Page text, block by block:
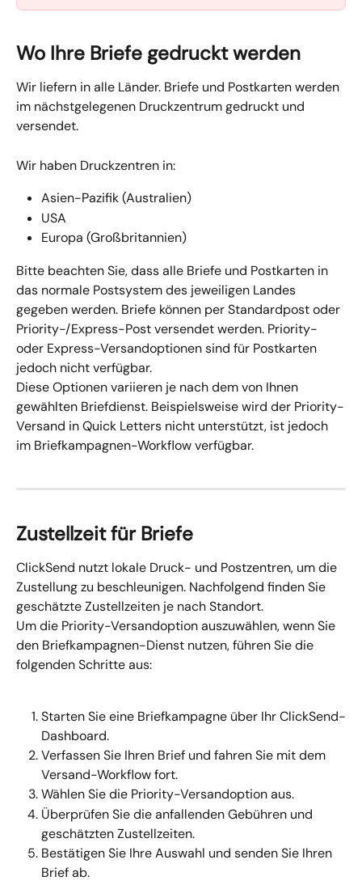
Wo Ihre Briefe gedruckt werden
Wir liefern in alle Länder. Briefe und Postkarten werden
im nächstgelegenen Druckzentrum gedruckt und
versendet.
Wir haben Druckzentren in:
Asien-Pazifik (Australien)
USA
Europa (Großbritannien)
Bitte beachten Sie, dass alle Briefe und Postkarten in
das normale Postsystem des jeweiligen Landes
gegeben werden. Briefe können per Standardpost oder
Priority-/Express-Post versendet werden. Priority-
oder Express-Versandoptionen sind für Postkarten
jedoch nicht verfügbar.
Diese Optionen variieren je nach dem von Ihnen
gewählten Briefdienst. Beispielsweise wird der Priority-
Versand in Quick Letters nicht unterstützt, ist jedoch
im Briefkampagnen-Workflow verfügbar.
Zustellzeit für Briefe
ClickSend nutzt lokale Druck- und Postzentren, um die
Zustellung zu beschleunigen. Nachfolgend finden Sie
geschätzte Zustellzeiten je nach Standort.
Um die Priority-Versandoption auszuwählen, wenn Sie
den Briefkampagnen-Dienst nutzen, führen Sie die
folgenden Schritte aus:
Starten Sie eine Briefkampagne über Ihr ClickSend-
Dashboard.
Verfassen Sie Ihren Brief und fahren Sie mit dem
Versand-Workflow fort.
Wählen Sie die Priority-Versandoption aus.
Überprüfen Sie die anfallenden Gebühren und
geschätzten Zustellzeiten.
Bestätigen Sie Ihre Auswahl und senden Sie Ihren
Brief ab.